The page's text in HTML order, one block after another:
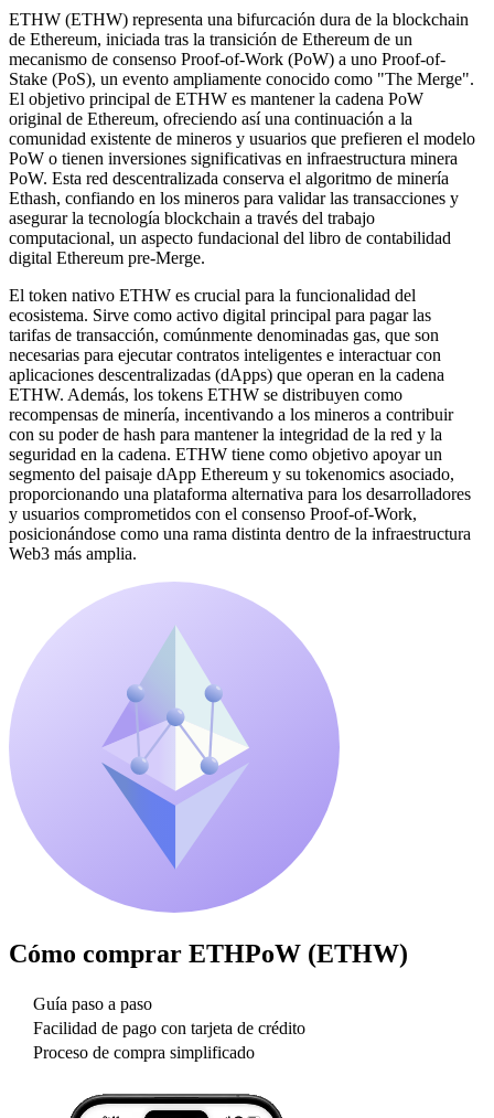
ETHW (ETHW) representa una bifurcación dura de la blockchain
de Ethereum, iniciada tras la transición de Ethereum de un
mecanismo de consenso Proof-of-Work (PoW) a uno Proof-of-
Stake (PoS), un evento ampliamente conocido como "The Merge".
El objetivo principal de ETHW es mantener la cadena PoW
original de Ethereum, ofreciendo así una continuación a la
comunidad existente de mineros y usuarios que prefieren el modelo
PoW o tienen inversiones significativas en infraestructura minera
PoW. Esta red descentralizada conserva el algoritmo de minería
Ethash, confiando en los mineros para validar las transacciones y
asegurar la tecnología blockchain a través del trabajo
computacional, un aspecto fundacional del libro de contabilidad
digital Ethereum pre-Merge.
El token nativo ETHW es crucial para la funcionalidad del
ecosistema. Sirve como activo digital principal para pagar las
tarifas de transacción, comúnmente denominadas gas, que son
necesarias para ejecutar contratos inteligentes e interactuar con
aplicaciones descentralizadas (dApps) que operan en la cadena
ETHW. Además, los tokens ETHW se distribuyen como
recompensas de minería, incentivando a los mineros a contribuir
con su poder de hash para mantener la integridad de la red y la
seguridad en la cadena. ETHW tiene como objetivo apoyar un
segmento del paisaje dApp Ethereum y su tokenomics asociado,
proporcionando una plataforma alternativa para los desarrolladores
y usuarios comprometidos con el consenso Proof-of-Work,
posicionándose como una rama distinta dentro de la infraestructura
Web3 más amplia.
Cómo comprar ETHPoW (ETHW)
Guía paso a paso
Facilidad de pago con tarjeta de crédito
Proceso de compra simplificado